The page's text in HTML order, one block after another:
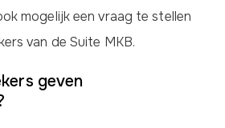
mogelijk een vraag te stellen
van de Suite MKB.
geven